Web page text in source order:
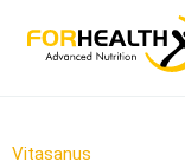
Vitasanus